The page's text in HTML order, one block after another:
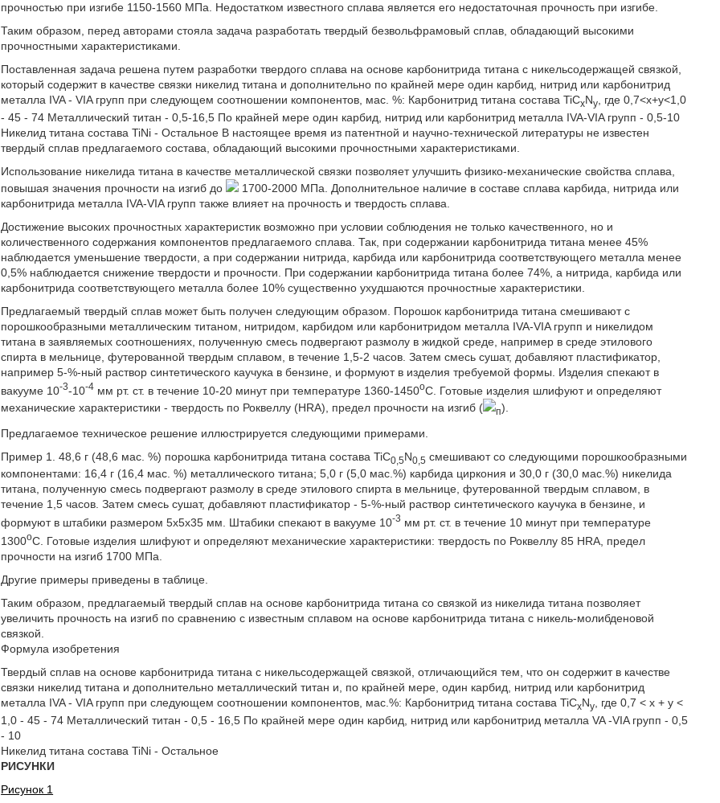
прочностью при изгибе 1150-1560 МПа. Недостатком известного сплава является его недостаточная прочность при изгибе.
Таким образом, перед авторами стояла задача разработать твердый безвольфрамовый сплав, обладающий высокими
прочностными характеристиками.
Поставленная задача решена путем разработки твердого сплава на основе карбонитрида титана с никельсодержащей связкой,
который содержит в качестве связки никелид титана и дополнительно по крайней мере один карбид, нитрид или карбонитрид
металла IVA - VIA групп при следующем соотношении компонентов, мас. %: Карбонитрид титана состава TiCxNy, где 0,7<x+y<1,0
- 45 - 74 Металлический титан - 0,5-16,5 По крайней мере один карбид, нитрид или карбонитрид металла IVA-VIA групп - 0,5-10
Никелид титана состава TiNi - Остальное В настоящее время из патентной и научно-технической литературы не известен
твердый сплав предлагаемого состава, обладающий высокими прочностными характеристиками.
Использование никелида титана в качестве металлической связки позволяет улучшить физико-механические свойства сплава,
повышая значения прочности на изгиб до
1700-2000 МПа. Дополнительное наличие в составе сплава карбида, нитрида или
карбонитрида металла IVA-VIA групп также влияет на прочность и твердость сплава.
Достижение высоких прочностных характеристик возможно при условии соблюдения не только качественного, но и
количественного содержания компонентов предлагаемого сплава. Так, при содержании карбонитрида титана менее 45%
наблюдается уменьшение твердости, а при содержании нитрида, карбида или карбонитрида соответствующего металла менее
0,5% наблюдается снижение твердости и прочности. При содержании карбонитрида титана более 74%, а нитрида, карбида или
карбонитрида соответствующего металла более 10% существенно ухудшаются прочностные характеристики.
Предлагаемый твердый сплав может быть получен следующим образом. Порошок карбонитрида титана смешивают с
порошкообразными металлическим титаном, нитридом, карбидом или карбонитридом металла IVA-VIA групп и никелидом
титана в заявляемых соотношениях, полученную смесь подвергают размолу в жидкой среде, например в среде этилового
спирта в мельнице, футерованной твердым сплавом, в течение 1,5-2 часов. Затем смесь сушат, добавляют пластификатор,
например 5-%-ный раствор синтетического каучука в бензине, и формуют в изделия требуемой формы. Изделия спекают в
вакууме 10-3-10-4 мм рт. ст. в течение 10-20 минут при температуре 1360-1450oC. Готовые изделия шлифуют и определяют
механические характеристики - твердость по Роквеллу (HRA), предел прочности на изгиб (
п).
Предлагаемое техническое решение иллюстрируется следующими примерами.
Пример 1. 48,6 г (48,6 мас. %) порошка карбонитрида титана состава TiC0,5N0,5 смешивают со следующими порошкообразными
компонентами: 16,4 г (16,4 мас. %) металлического титана; 5,0 г (5,0 мас.%) карбида циркония и 30,0 г (30,0 мас.%) никелида
титана, полученную смесь подвергают размолу в среде этилового спирта в мельнице, футерованной твердым сплавом, в
течение 1,5 часов. Затем смесь сушат, добавляют пластификатор - 5-%-ный раствор синтетического каучука в бензине, и
формуют в штабики размером 5х5х35 мм. Штабики спекают в вакууме 10-3 мм рт. ст. в течение 10 минут при температуре
1300oC. Готовые изделия шлифуют и определяют механические характеристики: твердость по Роквеллу 85 HRA, предел
прочности на изгиб 1700 МПа.
Другие примеры приведены в таблице.
Таким образом, предлагаемый твердый сплав на основе карбонитрида титана со связкой из никелида титана позволяет
увеличить прочность на изгиб по сравнению с известным сплавом на основе карбонитрида титана с никель-молибденовой
связкой.
Формула изобретения
Твердый сплав на основе карбонитрида титана с никельсодержащей связкой, отличающийся тем, что он содержит в качестве
связки никелид титана и дополнительно металлический титан и, по крайней мере, один карбид, нитрид или карбонитрид
металла IVA - VIA групп при следующем соотношении компонентов, мас.%: Карбонитрид титана состава TiCxNy
, где 0,7 < x + y <
1,0 - 45 - 74 Металлический титан - 0,5 - 16,5 По крайней мере один карбид, нитрид или карбонитрид металла VA -VIA групп - 0,5
- 10
Никелид титана состава TiNi - Остальное
РИСУНКИ
Рисунок 1